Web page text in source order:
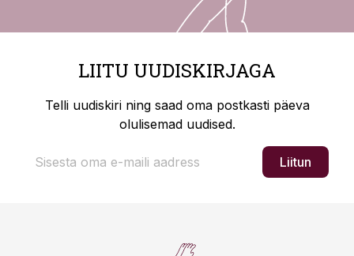
LIITU UUDISKIRJAGA
Telli uudiskiri ning saad oma postkasti päeva
olulisemad uudised.
Liitun